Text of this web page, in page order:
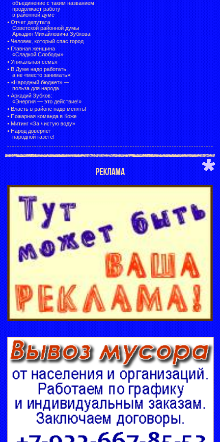
объединение с таким названием
продолжает работу
в районной думе
• Отчет депутата
Советской районной думы
Аркадия Михайловича Зубкова
• Человек, который спас город
• Главная женщина
«Сладкой Слободы»
• Уникальная семья
• В Думе надо работать,
а не «место занимать»!
• «Народный бюджет» —
польза для народа
• Аркадий Зубков:
«Энергия — это действие!»
• Власть в районе надо менять!
• Пожарная команда в Коже
• Митинг «За чистую воду»
• Народ доверяет
народной газете!
РЕКЛАМА